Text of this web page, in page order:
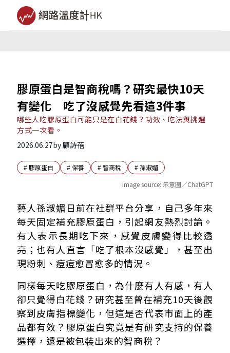
膠原蛋白是智商稅嗎？研究最快10天
有變化 吃了沒感覺先看這3件事
哪些人吃膠原蛋白可能只是在白花錢？功效、吃法與挑選
方式一次看。
2026.06.27by顧詩蓓
#膠原蛋白 #保養 #智商稅 #孫淑媚
image source: 示意圖／ChatGPT
膠原蛋白是智商稅嗎？研究怎麼說
膠原蛋白怎麼挑？先看3個重點
膠原蛋白怎麼吃？時間與維生素C一次看
膠原蛋白吃了沒感覺？4個原因
吃膠原蛋白會長痘痘嗎？
FAQ｜膠原蛋白常見問題
藝人孫淑媚日前在社群平台分享，自己多年來
每天固定補充膠原蛋白，引起網友熱烈討論。
有人表示長期吃下來，感覺皮膚變得比較透
亮；也有人直言「吃了根本沒感覺」，甚至出
現粉刺、痘痘愈冒愈多的情況。
同樣每天吃膠原蛋白，為什麼有人有感，有人
卻只覺得白花錢？研究甚至曾在補充10天後觀
察到皮膚指標變化，但這是否代表市面上的產
品都有效？膠原蛋白究竟是有研究支持的保養
選擇，還是被包裝出來的智商稅？